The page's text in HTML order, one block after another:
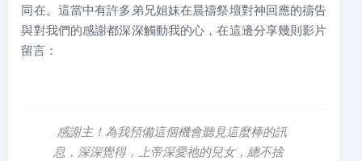
同在。這當中有許多弟兄姐妹在晨禱祭壇對神回應的禱告
與對我們的感謝都深深觸動我的心，在這邊分享幾則影片
留言：
感謝主！為我預備這個機會聽見這麼棒的訊
息，深深覺得，上帝深愛祂的兒女，總不捨